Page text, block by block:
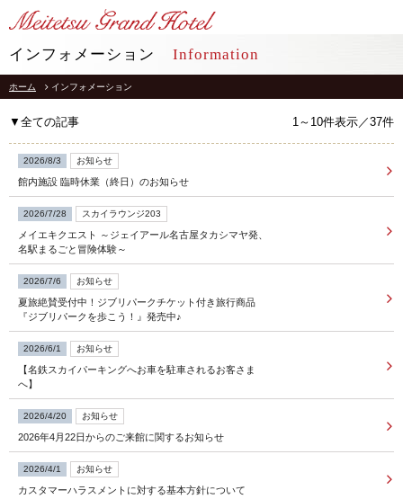
LANGUAGE
TOP トップ
STAY 宿泊
RESTAURANT レストラン
インフォメーション
館内施設
アクセス
よくあるご質問
お問合せ
お取引様用通報窓口
採用情報
会社概要
ホテルパンフレット
FOLLOW US
インフォメーション Information
ホーム インフォメーション
▼全ての記事 1～10件表示／37件
2026/8/3 お知らせ
館内施設 臨時休業（終日）のお知らせ
2026/7/28 スカイラウンジ203
メイエキクエスト ～ジェイアール名古屋タカシマヤ発、
名駅まるごと冒険体験～
2026/7/6 お知らせ
夏旅絶賛受付中！ジブリパークチケット付き旅行商品
『ジブリパークを歩こう！』発売中♪
2026/6/1 お知らせ
【名鉄スカイパーキングへお車を駐車されるお客さま
へ】
2026/4/20 お知らせ
2026年4月22日からのご来館に関するお知らせ
2026/4/1 お知らせ
カスタマーハラスメントに対する基本方針について